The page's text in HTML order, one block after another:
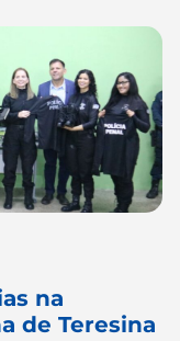
na
de Teresina